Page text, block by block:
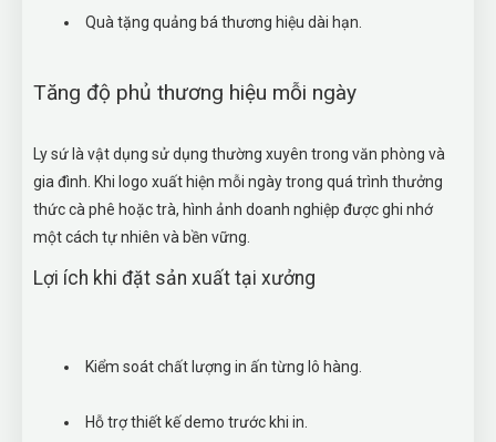
Quà tặng quảng bá thương hiệu dài hạn.
Tăng độ phủ thương hiệu mỗi ngày
Ly sứ là vật dụng sử dụng thường xuyên trong văn phòng và
gia đình. Khi logo xuất hiện mỗi ngày trong quá trình thưởng
thức cà phê hoặc trà, hình ảnh doanh nghiệp được ghi nhớ
một cách tự nhiên và bền vững.
Lợi ích khi đặt sản xuất tại xưởng
Kiểm soát chất lượng in ấn từng lô hàng.
Hỗ trợ thiết kế demo trước khi in.